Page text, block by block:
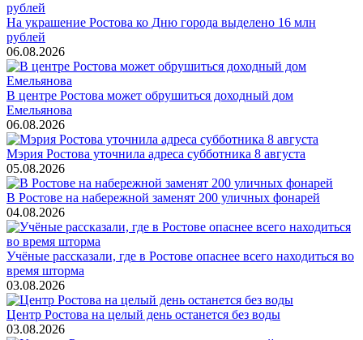
На украшение Ростова ко Дню города выделено 16 млн
рублей
06.08.2026
В центре Ростова может обрушиться доходный дом
Емельянова
06.08.2026
Мэрия Ростова уточнила адреса субботника 8 августа
05.08.2026
В Ростове на набережной заменят 200 уличных фонарей
04.08.2026
Учёные рассказали, где в Ростове опаснее всего находиться во
время шторма
03.08.2026
Центр Ростова на целый день останется без воды
03.08.2026